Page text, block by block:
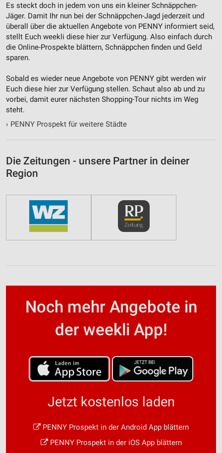
Es steckt doch in jedem von uns ein kleiner Schnäppchen-
Jäger. Damit Ihr nun bei der Schnäppchen-Jagd jederzeit und
überall über die aktuellen Angebote von PENNY informiert seid,
stellt Euch weekli diese hier zur Verfügung. Also einfach durch
die Online-Prospekte blättern, Schnäppchen finden und Geld
sparen.
Sobald es wieder neue Angebote von PENNY gibt werden wir
Euch diese hier zur Verfügung stellen. Schaut also ab und zu
vorbei, damit eurer nächsten Shopping-Tour nichts im Weg
steht.
› PENNY Prospekt für weitere Städte
Die Zeitungen - unsere Partner in deiner
Region
Noch mehr Angebote in
der weekli App!
Jetzt kostenlos laden
PENNY Prospekt in der Android App blättern
PENNY Prospekt in der iOS App blättern